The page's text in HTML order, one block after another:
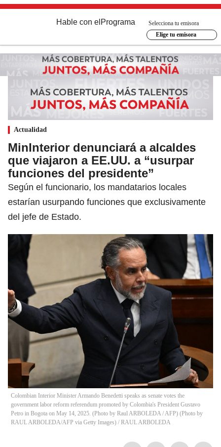
Hable con el Programa
Selecciona tu emisora
Elige tu emisora
Actualidad
MinInterior denunciará a alcaldes
que viajaron a EE.UU. a “usurpar
funciones del presidente”
Según el funcionario, los mandatarios locales
estarían usurpando funciones que exclusivamente
del jefe de Estado.
Colombian Interior Minister Armando Benedetti speaks as senate votes the
government labor reform referendum promoted by Colombia's President Gustavo
Petro in Bogota on May 14, 2025. (Photo by Raul ARBOLEDA / AFP) (Photo by
RAUL ARBOLEDA/AFP via Getty Images) / RAUL ARBOLEDA